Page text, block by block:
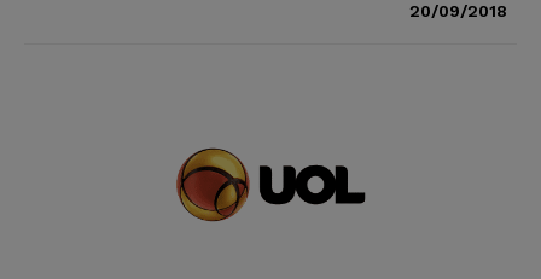
20/09/2018